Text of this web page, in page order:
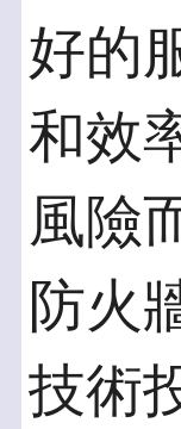
好的
和效
風險
防火
技術